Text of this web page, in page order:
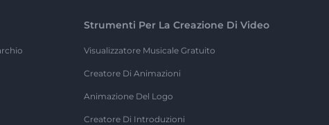
Strumenti Per La Creazione Di Video
Visualizzatore Musicale Gratuito
Creatore Di Animazioni
Animazione Del Logo
Creatore Di Introduzioni